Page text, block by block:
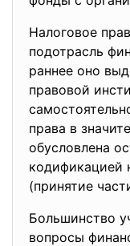
Налоговое
подотрасль
раннее оно
правовой
права в
обусловлена
кодификацией
(принятие
Большинство
вопросы